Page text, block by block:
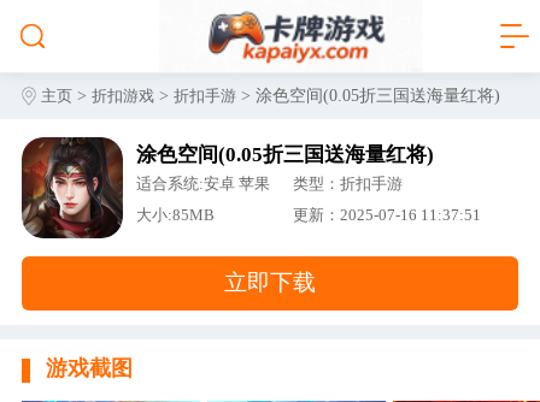
主页 >折扣游戏 >折扣手游 > 涂色空间(0.05折三国送海量红将)
涂色空间(0.05折三国送海量红将)
适合系统:安卓 苹果
类型：折扣手游
大小:85MB
更新：2025-07-16 11:37:51
立即下载
游戏截图